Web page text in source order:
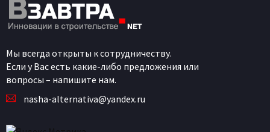
Мы всегда открыты к сотрудничеству.
Если у Вас есть какие-либо предложения или
вопросы – напишите нам.
nasha-alternativa@yandex.ru